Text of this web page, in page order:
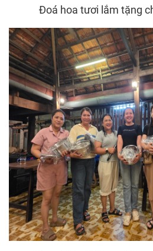
Đoá hoa tươi lắm tặng